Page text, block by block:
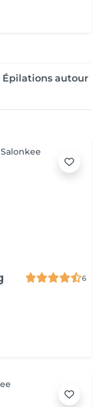
Épilations autour
6